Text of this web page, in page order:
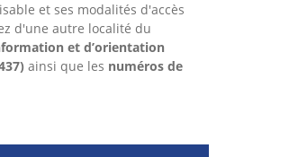
et ses modalités d'accès
d'une autre localité du
et d’orientation
ainsi que les numéros de